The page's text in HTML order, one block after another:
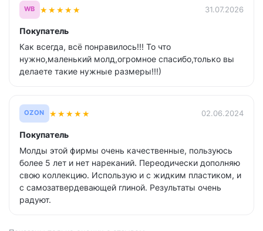
WB ★★★★★ 31.07.2026
Покупатель
Как всегда, всё понравилось!!! То что
нужно,маленький молд,огромное спасибо,только вы
делаете такие нужные размеры!!!)
OZON ★★★★★ 02.06.2024
Покупатель
Молды этой фирмы очень качественные, пользуюсь
более 5 лет и нет нареканий. Переодически дополняю
свою коллекцию. Использую и с жидким пластиком, и
с самозатвердевающей глиной. Результаты очень
радуют.